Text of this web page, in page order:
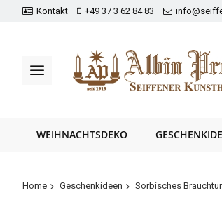
Kontakt +49 37 3 62 84 83
WEIHNACHTSDEKO
Home Geschenkideen Sorbisches